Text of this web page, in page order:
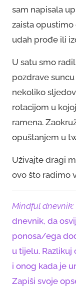
sam napisala
zaista opustimo
udah prođe ili
U satu smo
pozdrave
nekoliko
rotacijom u
ramena.
opuštanjem u
Uživajte dragi
ovo što radimo
Mindful dnevnik:
dnevnik, da
ponosa/ega
u tijelu.
i onog kada je
Zapiši svoje